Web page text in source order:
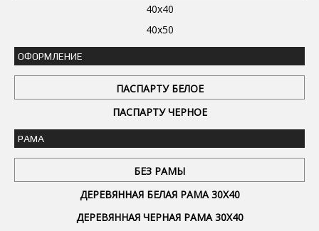
40x40
40x50
ОФОРМЛЕНИЕ
ПАСПАРТУ БЕЛОЕ
ПАСПАРТУ ЧЕРНОЕ
РАМА
БЕЗ РАМЫ
ДЕРЕВЯННАЯ БЕЛАЯ РАМА 30Х40
ДЕРЕВЯННАЯ ЧЕРНАЯ РАМА 30Х40